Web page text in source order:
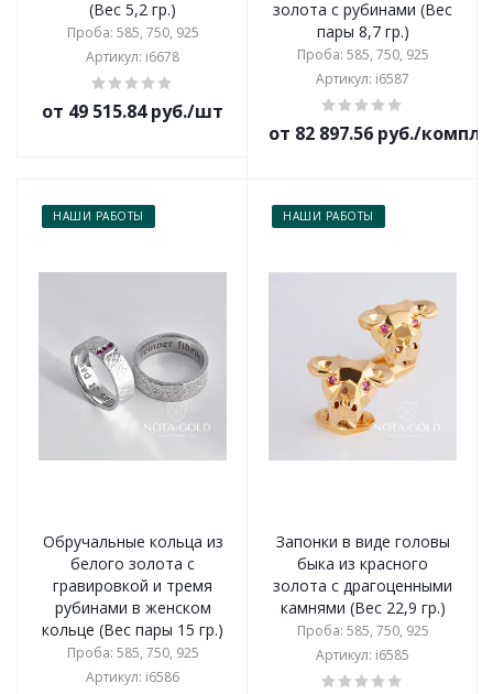
(Вес 5,2 гр.)
Проба: 585, 750, 925
Артикул: i6678
от 49 515.84 руб./шт
золота с рубинами (Вес
пары 8,7 гр.)
Проба: 585, 750, 925
Артикул: i6587
от 82 897.56 руб./
НАШИ РАБОТЫ
Обручальные кольца из
белого золота с
гравировкой и тремя
рубинами в женском
кольце (Вес пары 15 гр.)
Проба: 585, 750, 925
Артикул: i6586
НАШИ РАБОТЫ
Запонки в виде головы
быка из красного
золота с драгоценными
камнями (Вес 22,9 гр.)
Проба: 585, 750, 925
Артикул: i6585